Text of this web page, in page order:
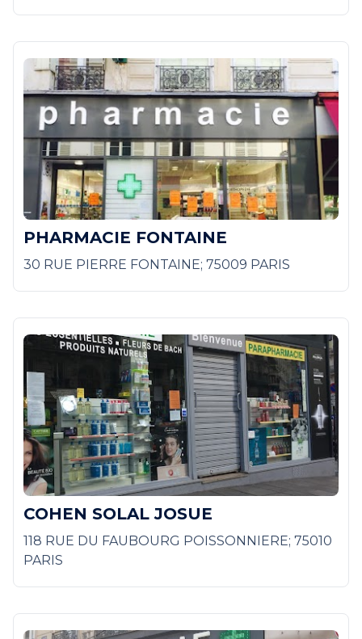
PHARMACIE FONTAINE
30 RUE PIERRE FONTAINE; 75009 PARIS
COHEN SOLAL JOSUE
118 RUE DU FAUBOURG POISSONNIERE; 75010
PARIS